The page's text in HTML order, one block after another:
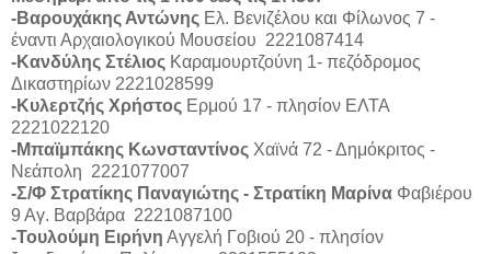
-Βαρουχάκης Αντώνης Ελ. Βενιζέλου και Φίλωνος 7 -
έναντι Αρχαιολογικού Μουσείου 2221087414
-Κανδύλης Στέλιος Καραμουρτζούνη 1- πεζόδρομος
Δικαστηρίων 2221028599
-Κυλερτζής Χρήστος Ερμού 17 - πλησίον ΕΛΤΑ
2221022120
-Μπαϊμπάκης Κωνσταντίνος Χαϊνά 72 - Δημόκριτος -
Νεάπολη 2221077007
-Σ/Φ Στρατίκης Παναγιώτης - Στρατίκη Μαρίνα Φαβιέρου
9 Αγ. Βαρβάρα 2221087100
-Τουλούμη Ειρήνη Αγγελή Γοβιού 20 - πλησίον